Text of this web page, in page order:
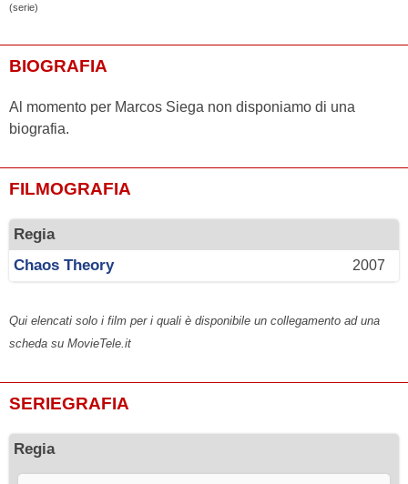
(serie)
BIOGRAFIA
Al momento per Marcos Siega non disponiamo di una
biografia.
FILMOGRAFIA
Regia
2007
Chaos Theory
Qui elencati solo i film per i quali è disponibile un collegamento ad una
scheda su MovieTele.it
SERIEGRAFIA
Regia